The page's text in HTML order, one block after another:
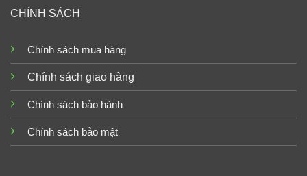
CHÍNH SÁCH
Chính sách mua hàng
Chính sách giao hàng
Chính sách bảo hành
Chính sách bảo mật